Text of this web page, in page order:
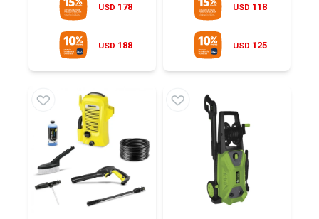
USD 178
USD 188
USD 118
USD 125